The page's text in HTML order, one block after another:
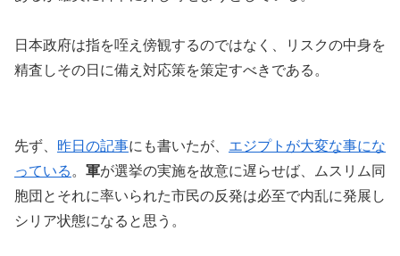
日本政府は指を咥え傍観するのではなく、リスクの中身を
精査しその日に備え対応策を策定すべきである。
先ず、 昨日の記事にも書いたが、 エジプトが大変な事にな
っている 。 軍が選挙の実施を故意に遅らせば、ムスリム同
胞団とそれに率いられた市民の反発は必至で内乱に発展し
シリア状態になると思う。